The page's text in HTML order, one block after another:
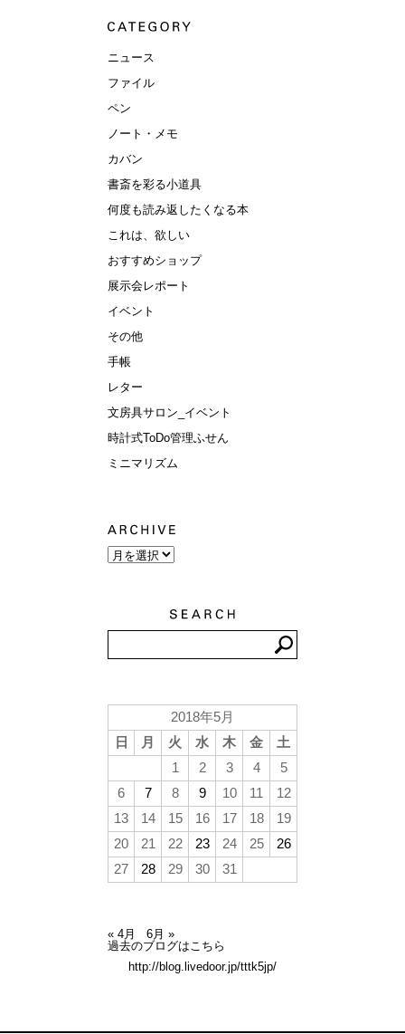
ニュース
ファイル
ペン
ノート・メモ
カバン
書斎を彩る小道具
何度も読み返したくなる本
これは、欲しい
おすすめショップ
展示会レポート
イベント
その他
手帳
レター
文房具サロン_イベント
時計式ToDo管理ふせん
ミニマリズム
2018年5月
日
月 火 水 木 金
土
1
2 3 4
5
6
7 8 9 10 11
12
13
14 15 16 17 18
19
20
21 22 23 24 25
26
27
28 29 30 31
« 4月
6月 »
過去のブログはこちら
http://blog.livedoor.jp/tttk5jp/